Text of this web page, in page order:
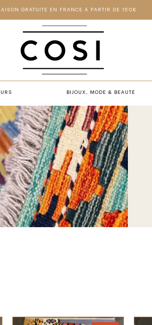
GRATUITE EN FRANCE À PARTIR DE 150€
BIJOUX, MODE & BEAUTÉ